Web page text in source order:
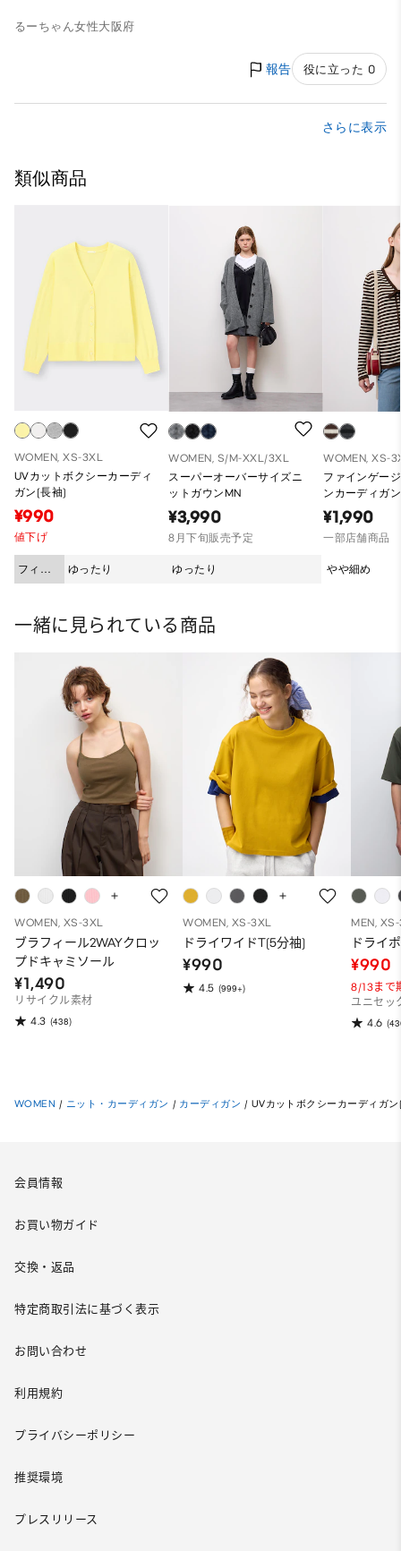
るーちゃん女性大阪府
報告 役に立った 0
さらに表示
類似商品
WOMEN, XS-3XL
UVカットボクシーカーディ
ガン(長袖)
¥990
値下げ
フィッ
ト
ゆったり
WOMEN, S/M-XXL/3XL
スーパーオーバーサイズニ
ットガウンMN
¥3,990
8月下旬販売予定
ゆったり
WOMEN, XS-
ファインゲー
ンカーディガ
¥1,990
一部店舗商品
やや細め
一緒に見られている商品
WOMEN, XS-3XL
ブラフィール2WAYクロッ
プドキャミソール
¥1,490
リサイクル素材
4.3 (438)
WOMEN, XS-3XL
ドライワイドT(5分袖)
¥990
4.5 (999+)
MEN,
ドライ
¥990
8/13まで
ユニセッ
4.6
WOMEN / ニット・カーディガン / カーディガン / UVカットボクシーカーディガン
会員情報
お買い物ガイド
交換・返品
特定商取引法に基づく表示
お問い合わせ
利用規約
プライバシーポリシー
推奨環境
プレスリリース